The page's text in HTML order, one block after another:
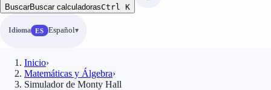
BuscarBuscar calculadorasCtrl K
Idioma ES Español
Inicio›
Matemáticas y Álgebra›
Simulador de Monty Hall